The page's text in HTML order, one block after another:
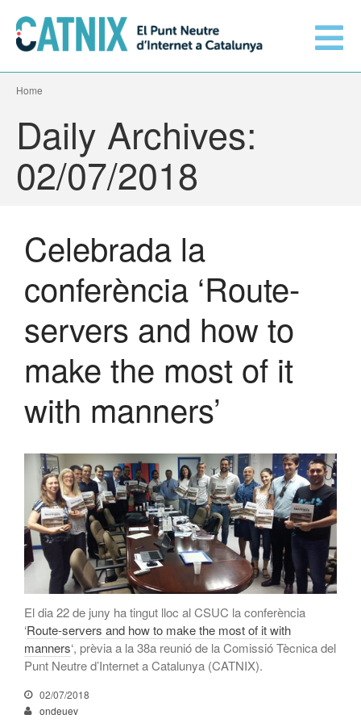
Serveis
Xarxes connectades
Informació tècnica
El CATNIX
Orange amplia la seva
connexió al CATNIX
Guifi.net consolida la seva
connectivitat al CATNIX amb la
migració a Templus
Netcloudify es connecta al
CATNIX
Xerrada sobre l’evolució cap a
l’automatització de xarxes, del
BGP a la intel·ligència artificial
El CATNIX renova el servidor
arrel J de DNS
juliol 2026
juny 2026
febrer 2026
desembre 2025
novembre 2025
Home
Daily Archives:
02/07/2018
Celebrada la
conferència ‘Route-
servers and how to
make the most of it
with manners’
El dia 22 de juny ha tingut lloc al CSUC la conferència
‘Route-servers and how to make the most of it with
manners‘, prèvia a la 38a reunió de la Comissió Tècnica del
Punt Neutre d’Internet a Catalunya (CATNIX).
02/07/2018
ondeuev